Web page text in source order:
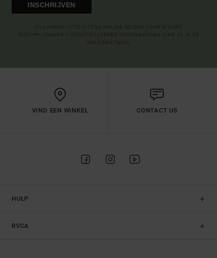
INSCHRIJVEN
VIND EEN WINKEL CONTACT US
HULP
RVCA